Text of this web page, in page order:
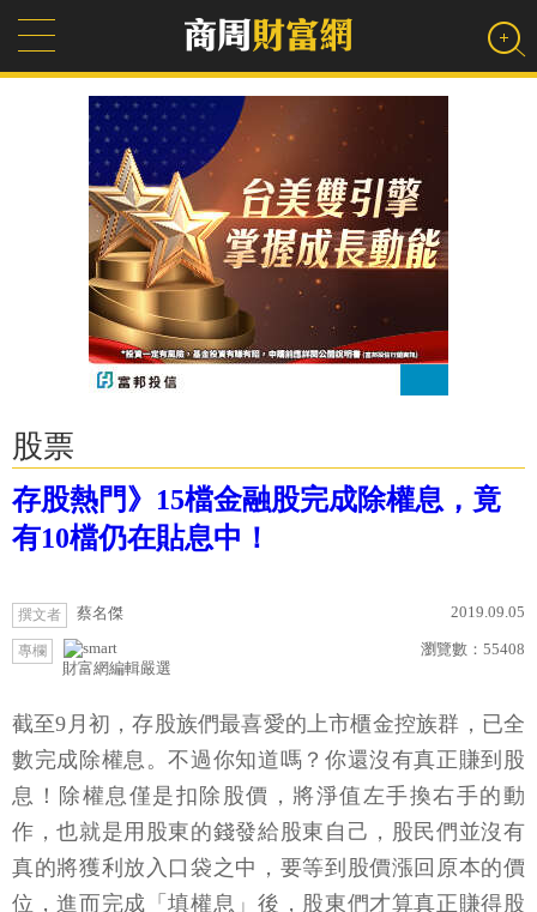
股票
存股熱門》15檔金融股完成除權息，竟
有10檔仍在貼息中！
撰文者 蔡名傑 2019.09.05
專欄
財富網編輯嚴選
瀏覽數： 55408
截至9月初，存股族們最喜愛的上市櫃金控族群，已全
數完成除權息。不過你知道嗎？你還沒有真正賺到股
息！除權息僅是扣除股價，將淨值左手換右手的動
作，也就是用股東的錢發給股東自己，股民們並沒有
真的將獲利放入口袋之中，要等到股價漲回原本的價
位，進而完成「填權息」後，股東們才算真正賺得股